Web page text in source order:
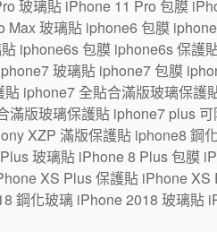
玻璃貼 iPhone 11 Pro 包膜
Max 玻璃貼 iphone6 包膜
iphone6s 包膜 iphone6s 保護
玻璃貼 iphone7 包膜
iphone7 全貼合滿版玻璃保護
版玻璃保護貼 iphone7 plus
XZP 滿版保護貼 iphone8 鋼
玻璃貼 iPhone 8 Plus 包膜
XS Plus 保護貼 iPhone XS
鋼化玻璃 iPhone 2018 玻璃貼